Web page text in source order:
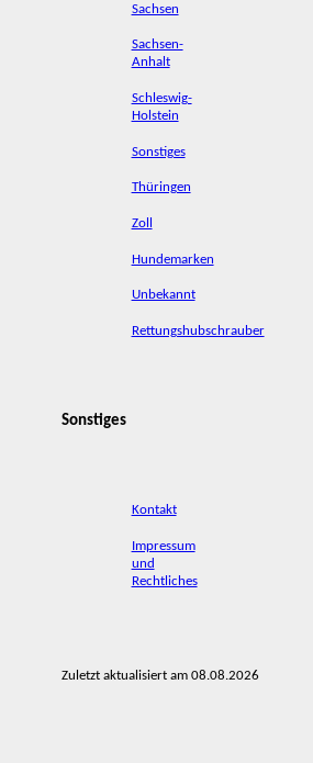
Sachsen
Sachsen-
Anhalt
Schleswig-
Holstein
Sonstiges
Thüringen
Zoll
Hundemarken
Unbekannt
Rettungshubschrauber
Sonstiges
Kontakt
Impressum
und
Rechtliches
Zuletzt aktualisiert am 08.08.2026